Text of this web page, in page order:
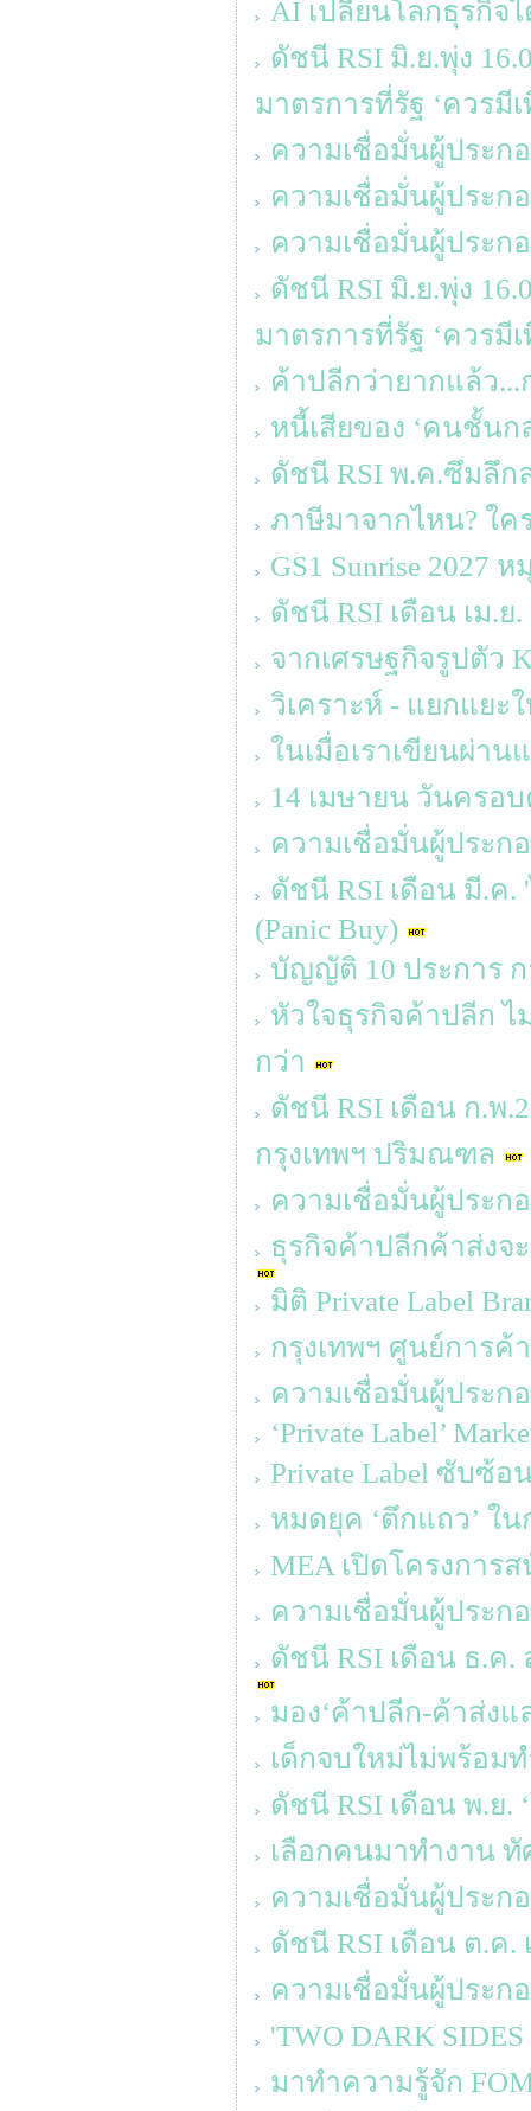
AI เปลี่ยนโลกธุรกิจ
ดัชนี RSI มิ.ย.พุ่ง
มาตรการที่รัฐ ‘ควรมี
ความเชื่อมั่นผู้ประก
ความเชื่อมั่นผู้ประก
ความเชื่อมั่นผู้ประก
ดัชนี RSI มิ.ย.พุ่ง
มาตรการที่รัฐ ‘ควรมี
ค้าปลีกว่ายากแล้ว...
หนี้เสียของ ‘คนชั้นก
ดัชนี RSI พ.ค.ซึมลึก
ภาษีมาจากไหน? ใค
GS1 Sunrise 2027
ดัชนี RSI เดือน เม.ย
จากเศรษฐกิจรูปตัว
วิเคราะห์ - แยกแยะใ
ในเมื่อเราเขียนผ่า
14 เมษายน วันครอ
ความเชื่อมั่นผู้ประก
ดัชนี RSI เดือน มี.ค
(Panic Buy)
บัญญัติ 10 ประการ ก
หัวใจธุรกิจค้าปลีก ไ
กว่า
ดัชนี RSI เดือน ก.พ
กรุงเทพฯ ปริมณฑล
ความเชื่อมั่นผู้ประก
ธุรกิจค้าปลีกค้าส่งจ
มิติ Private Label
กรุงเทพฯ ศูนย์การค้
ความเชื่อมั่นผู้ประก
‘Private Label’
Private Label ซับซ้
หมดยุค ‘ตึกแถว’ ใ
MEA เปิดโครงการส
ความเชื่อมั่นผู้ประก
ดัชนี RSI เดือน ธ.ค.
มอง‘ค้าปลีก-ค้าส่งแ
เด็กจบใหม่ไม่พร้อม
ดัชนี RSI เดือน พ.ย.
เลือกคนมาทำงาน
ความเชื่อมั่นผู้ประก
ดัชนี RSI เดือน ต.ค.
ความเชื่อมั่นผู้ประก
'TWO DARK
มาทำความรู้จัก